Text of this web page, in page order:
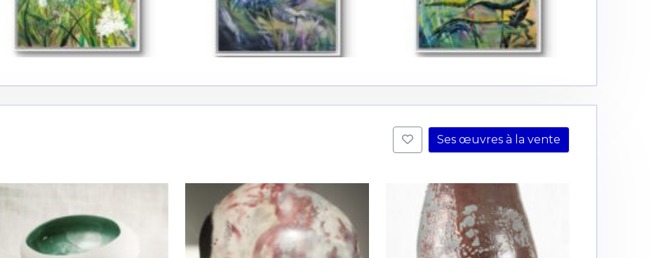
Ses œuvres à la vente